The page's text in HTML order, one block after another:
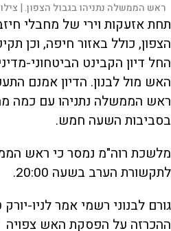
ראש הממשלה נתניהו בגבול הצפון. |
תחת אזעקות וירי של מחבלי
הצפון, כולל באזור חיפה, וכן
החל דיון הקבינט הביטחוני-
האש מול לבנון. הדיון אמנם
ראש הממשלה נתניהו עם כמה
בסביבות השעה חמש.
מלשכת רוה"מ נמסר כי ראש
לתקשורת הערב בשעה 20:00.
גורם לבנוני רשמי אמר לניו-